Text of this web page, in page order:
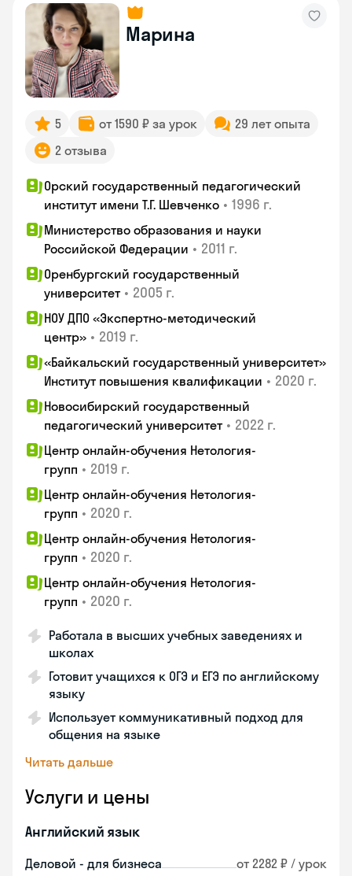
Марина
5 от 1590 ₽ за урок
29 лет опыта
2 отзыва
Орский государственный педагогический
институт имени Т.Г. Шевченко • 1996 г.
Министерство образования и науки
Российской Федерации • 2011 г.
Оренбургский государственный
университет • 2005 г.
НОУ ДПО «Экспертно-методический
центр» • 2019 г.
«Байкальский государственный университет»
Институт повышения квалификации • 2020 г.
Новосибирский государственный
педагогический университет • 2022 г.
Центр онлайн-обучения Нетология-
групп • 2019 г.
Центр онлайн-обучения Нетология-
групп • 2020 г.
Центр онлайн-обучения Нетология-
групп • 2020 г.
Центр онлайн-обучения Нетология-
групп • 2020 г.
Работала в высших учебных заведениях и
школах
Готовит учащихся к ОГЭ и ЕГЭ по английскому
языку
Использует коммуникативный подход для
общения на языке
Читать дальше
Услуги и цены
Английский язык
Деловой - для бизнеса от 2282 ₽ / урок